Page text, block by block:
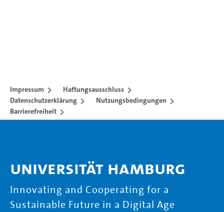
Impressum
Haftungsausschluss
Datenschutzerklärung
Nutzungsbedingungen
Barrierefreiheit
Universität Hamburg
Innovating and Cooperating for a
Sustainable Future in a Digital Age